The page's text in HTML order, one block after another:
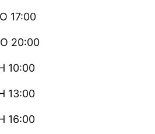
17:00
20:00
10:00
13:00
16:00